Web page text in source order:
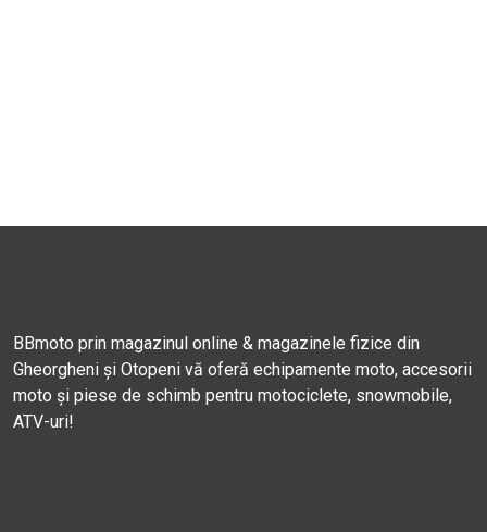
BBmoto prin magazinul online & magazinele fizice din
Gheorgheni și Otopeni vă oferă echipamente moto, accesorii
moto și piese de schimb pentru motociclete, snowmobile,
ATV-uri!